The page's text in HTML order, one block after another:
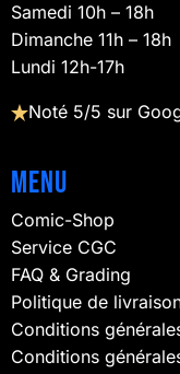
Samedi 10h – 18h
Dimanche 11h – 18h
Lundi 12h-17h
Noté 5/5 sur
Menu
Comic-Shop
Service CGC
FAQ & Grading
Politique de
Conditions
Conditions